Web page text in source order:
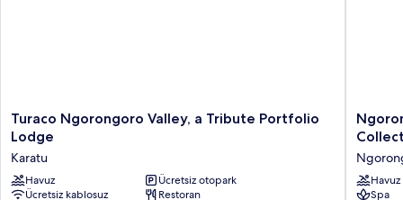
Turaco
Ngorongoro
Valley,
a
Tribute
Turaco Ngorongoro Valley, a Tribute Portfolio
Lodge
Karatu
Havuz
Ücretsiz otopark
Ücretsiz kablosuz
Restoran
Lodge
of
MeliáHavuz
Spa